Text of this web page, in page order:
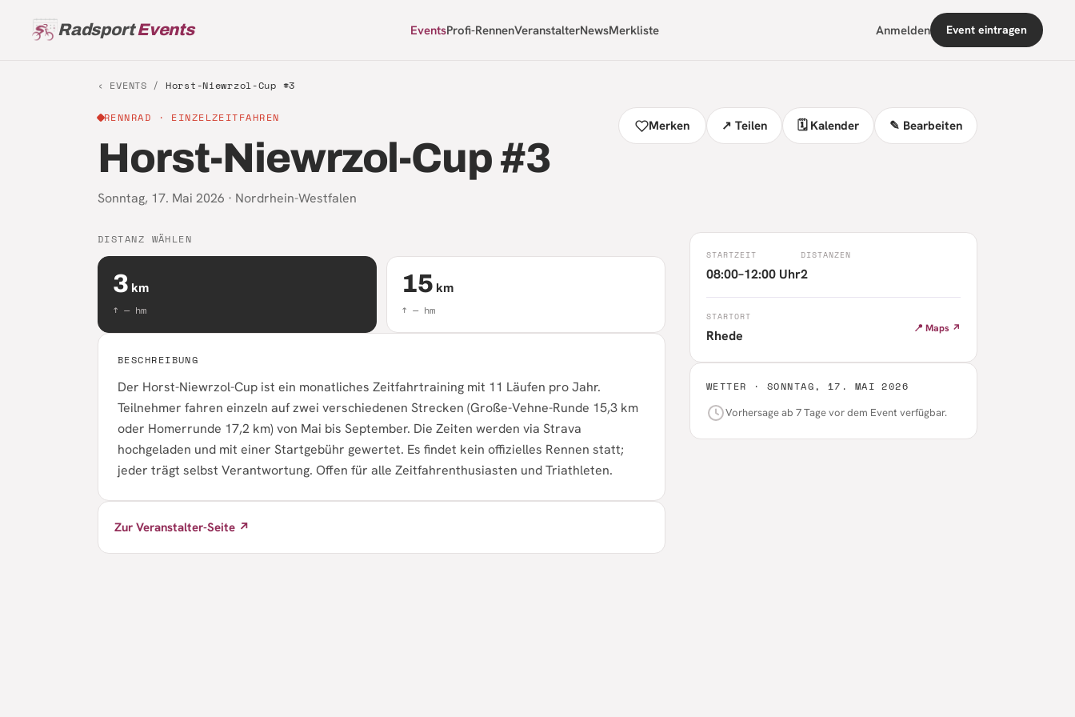
RadsportEvents EventsProfi-RennenVeranstalterNewsMerkliste Anmelden Event eintragen
‹ EVENTS / Horst-Niewrzol-Cup #3
RENNRAD · EINZELZEITFAHREN
Horst-Niewrzol-Cup #3
Sonntag, 17. Mai 2026 · Nordrhein-Westfalen
Merken ↗ Teilen 🗓 Kalender ✎ Bearbeiten
DISTANZ WÄHLEN
3 km
↑ —hm
15 km
↑ —hm
BESCHREIBUNG
Der Horst-Niewrzol-Cup ist ein monatliches Zeitfahrtraining mit 11 Läufen pro Jahr.
Teilnehmer fahren einzeln auf zwei verschiedenen Strecken (Große-Vehne-Runde 15,3 km
oder Homerrunde 17,2 km) von Mai bis September. Die Zeiten werden via Strava
hochgeladen und mit einer Startgebühr gewertet. Es findet kein offizielles Rennen statt;
jeder trägt selbst Verantwortung. Offen für alle Zeitfahrenthusiasten und Triathleten.
Zur Veranstalter-Seite ↗
STARTZEIT
08:00–12:00 Uhr
DISTANZEN
2
STARTORT
Rhede 📍 Maps ↗
WETTER · SONNTAG, 17. MAI 2026
Vorhersage ab 7 Tage vor dem Event verfügbar.